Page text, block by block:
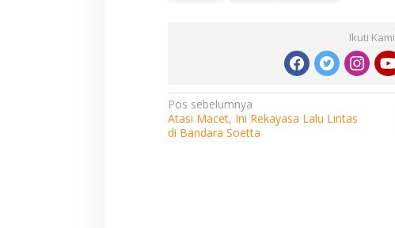
Ikuti Kami
Navigasi
pos
Pos sebelumnya
Atasi Macet, Ini Rekayasa Lalu Lintas
di Bandara Soetta